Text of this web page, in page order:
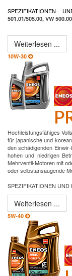
SPEZIFIKATIONEN
501.01/505.00, VW
Weiterlesen ...
10W-30
Hochleistungsfähiges
für japanische und
den schädigenden
hohen und niedrigen
Mehrventil-Motoren mit
oder selbstansaugende
SPEZIFIKATIONEN UND
Weiterlesen ...
5W-40